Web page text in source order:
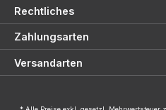
Rechtliches
Zahlungsarten
Versandarten